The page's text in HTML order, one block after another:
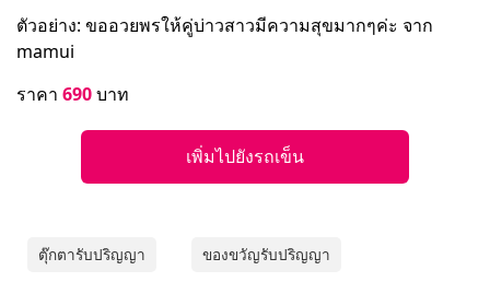
ตัวอย่าง: ขออวยพรให้คู่บ่าวสาวมีความสุขมากๆค่ะ จาก
mamui
ราคา 690บาท
เพิ่มไปยังรถเข็น
ตุ๊กตารับปริญญา ของขวัญรับปริญญา